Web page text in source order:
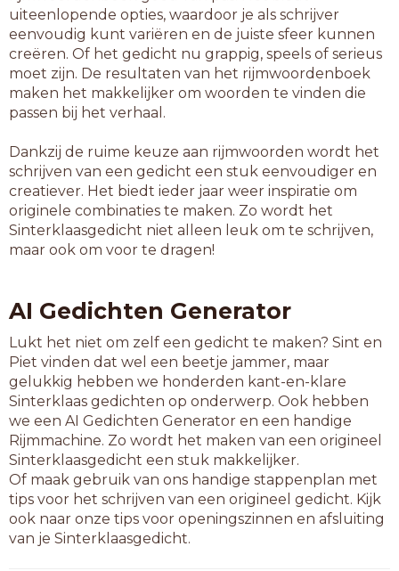
uiteenlopende opties, waardoor je als schrijver
eenvoudig kunt variëren en de juiste sfeer kunnen
creëren. Of het gedicht nu grappig, speels of serieus
moet zijn. De resultaten van het rijmwoordenboek
maken het makkelijker om woorden te vinden die
passen bij het verhaal.
Dankzij de ruime keuze aan rijmwoorden wordt het
schrijven van een gedicht een stuk eenvoudiger en
creatiever. Het biedt ieder jaar weer inspiratie om
originele combinaties te maken. Zo wordt het
Sinterklaasgedicht niet alleen leuk om te schrijven,
maar ook om voor te dragen!
AI Gedichten Generator
Lukt het niet om zelf een gedicht te maken? Sint en
Piet vinden dat wel een beetje jammer, maar
gelukkig hebben we honderden kant-en-klare
Sinterklaas gedichten op onderwerp. Ook hebben
we een AI Gedichten Generator en een handige
Rijmmachine. Zo wordt het maken van een origineel
Sinterklaasgedicht een stuk makkelijker.
Of maak gebruik van ons handige stappenplan met
tips voor het schrijven van een origineel gedicht. Kijk
ook naar onze tips voor openingszinnen en afsluiting
van je Sinterklaasgedicht.